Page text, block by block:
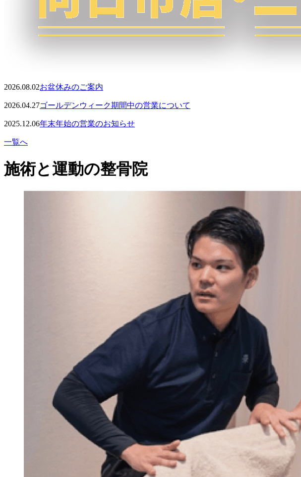
2026.08.02お盆休みのご案内
2026.04.27ゴールデンウィーク期間中の営業について
2025.12.06年末年始の営業のお知らせ
一覧へ
施術と運動の整骨院